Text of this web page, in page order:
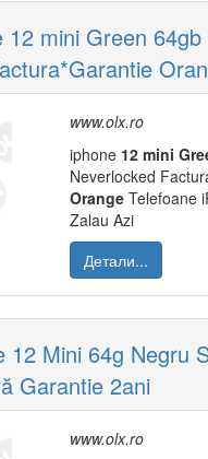
12 mini Green 64gb
www.olx.ro
iphone 12 mini
Neverlocked
Orange Telefoane
Zalau Azi
Детали...
12 Mini 64g Negru
Garantie 2ani
www.olx.ro